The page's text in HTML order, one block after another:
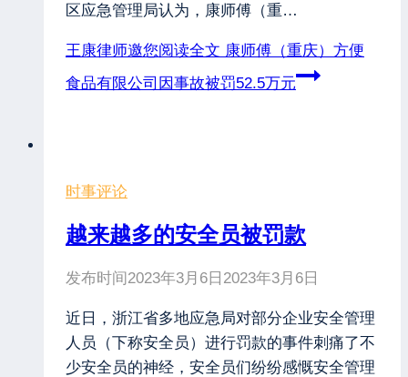
区应急管理局认为，康师傅（重…
王康律师邀您阅读全文 康师傅（重庆）方便
食品有限公司因事故被罚52.5万元
时事评论
越来越多的安全员被罚款
发布时间2023年3月6日 2023年3月6日
近日，浙江省多地应急局对部分企业安全管理
人员（下称安全员）进行罚款的事件刺痛了不
少安全员的神经，安全员们纷纷感慨安全管理